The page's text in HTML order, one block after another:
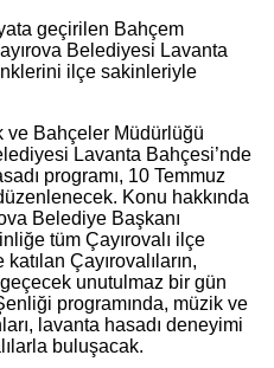
geçirilen Bahçem
Belediyesi Lavanta
ilçe sakinleriyle
ve Bahçeler Müdürlüğü
Lavanta Bahçesi’nde
programı, 10 Temmuz
Konu hakkında
Belediye Başkanı
tüm Çayırovalı ilçe
Çayırovalıların,
unutulmaz bir gün
programında, müzik ve
lavanta hasadı deneyimi
buluşacak.